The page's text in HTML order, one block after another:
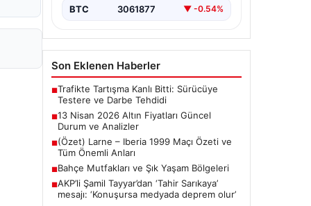
BTC 3061877 ▼ -0.54%
Son Eklenen Haberler
■Trafikte Tartışma Kanlı Bitti: Sürücüye
Testere ve Darbe Tehdidi
■13 Nisan 2026 Altın Fiyatları Güncel
Durum ve Analizler
■(Özet) Larne – Iberia 1999 Maçı Özeti ve
Tüm Önemli Anları
■Bahçe Mutfakları ve Şık Yaşam Bölgeleri
■AKP’li Şamil Tayyar’dan ‘Tahir Sarıkaya’
mesajı: ‘Konuşursa medyada deprem olur’